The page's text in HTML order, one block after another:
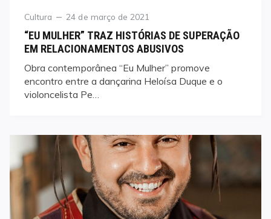
Category
Cultura
Posted
24 de março de 2021
“EU MULHER” TRAZ HISTÓRIAS DE SUPERAÇÃO
EM RELACIONAMENTOS ABUSIVOS
Obra contemporânea “Eu Mulher” promove
encontro entre a dançarina Heloísa Duque e o
violoncelista Pe…